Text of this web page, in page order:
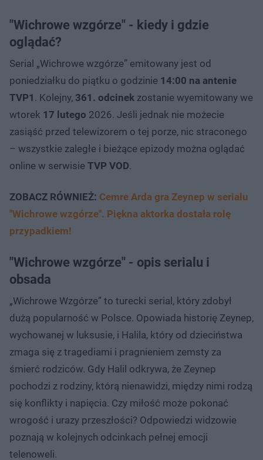
"Wichrowe wzgórze" - kiedy i gdzie
oglądać?
Serial „Wichrowe wzgórze” emitowany jest od
poniedziałku do piątku o godzinie 14:00 na antenie
TVP1 . Kolejny, 361. odcinek zostanie wyemitowany we
wtorek 17 lutego 2026. Jeśli jednak nie możecie
zasiąść przed telewizorem o tej porze, nic straconego
– wszystkie zaległe i bieżące epizody można oglądać
online w serwisie TVP VOD.
ZOBACZ RÓWNIEŻ: Cemre Arda gra Zeynep w serialu
"Wichrowe wzgórze". Piękna aktorka dostała rolę
przypadkiem!
"Wichrowe wzgórze" - opis serialu i
obsada
„Wichrowe Wzgórze” to turecki serial, który zdobył
dużą popularność w Polsce. Opowiada historię Zeynep,
wychowanej w luksusie, i Halila, który od dzieciństwa
zmaga się z tragediami i pragnieniem zemsty za
śmierć rodziców. Gdy Halil odkrywa, że Zeynep
pochodzi z rodziny, którą nienawidzi, między nimi rodzą
się konflikty i napięcia. Czy miłość może pokonać
wrogość i urazy przeszłości? Odpowiedzi widzowie
poznają w kolejnych odcinkach pełnej emocji
telenoweli.